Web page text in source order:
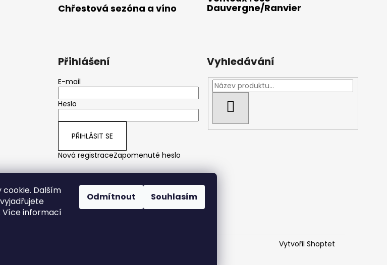
Dalším
Více informací
Odmítnout Souhlasím
Chřestová sezóna a víno
Dauvergne/Ranvier
Přihlášení
E-mail
Heslo
PŘIHLÁSIT SE
Nová registraceZapomenuté heslo
Vyhledávání
Vytvořil Shoptet